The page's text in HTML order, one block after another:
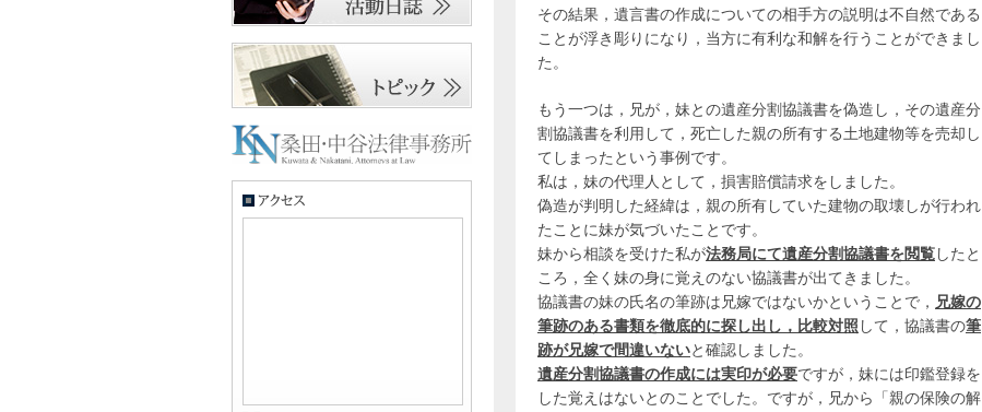
その結果，遺言書の作成についての相手方の説明は不自然である
ことが浮き彫りになり，当方に有利な和解を行うことができまし
た。
もう一つは，兄が，妹との遺産分割協議書を偽造し，その遺産分
割協議書を利用して，死亡した親の所有する土地建物等を売却し
てしまったという事例です。
私は，妹の代理人として，損害賠償請求をしました。
偽造が判明した経緯は，親の所有していた建物の取壊しが行われ
たことに妹が気づいたことです。
妹から相談を受けた私が法務局にて遺産分割協議書を閲覧 したと
ころ，全く妹の身に覚えのない協議書が出てきました。
協議書の妹の氏名の筆跡は兄嫁ではないかということで， 兄嫁の
筆跡のある書類を徹底的に探し出し，比較対照 して，協議書の筆
跡が兄嫁で間違いないと確認しました。
遺産分割協議書の作成には実印が必要ですが，妹には印鑑登録を
した覚えはないとのことでした。ですが，兄から「親の保険の解